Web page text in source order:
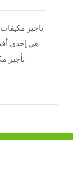
تاجير
هي إحدى
تأجير